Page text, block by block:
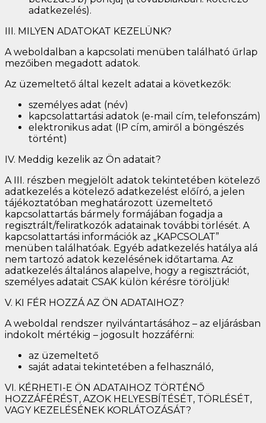
adatkezelés).
III. MILYEN ADATOKAT KEZELÜNK?
A weboldalban a kapcsolati menüben található űrlap
mezőiben megadott adatok.
Az üzemeltető által kezelt adatai a következők:
személyes adat (név)
kapcsolattartási adatok (e-mail cím, telefonszám)
elektronikus adat (IP cím, amiről a böngészés
történt)
IV. Meddig kezelik az Ön adatait?
A III. részben megjelölt adatok tekintetében kötelező
adatkezelés a kötelező adatkezelést előíró, a jelen
tájékoztatóban meghatározott üzemeltető
kapcsolattartás bármely formájában fogadja a
regisztrált/feliratkozók adatainak további törlését. A
kapcsolattartási információk az „KAPCSOLAT”
menüben találhatóak. Egyéb adatkezelés hatálya alá
nem tartozó adatok kezelésének időtartama. Az
adatkezelés általános alapelve, hogy a regisztrációt,
személyes adatait CSAK külön kérésre töröljük!
V. KI FÉR HOZZÁ AZ ÖN ADATAIHOZ?
A weboldal rendszer nyilvántartásához – az eljárásban
indokolt mértékig – jogosult hozzáférni:
az üzemeltető
saját adatai tekintetében a felhasználó,
VI. KÉRHETI-E ÖN ADATAIHOZ TÖRTÉNŐ
HOZZÁFÉRÉST, AZOK HELYESBÍTÉSÉT, TÖRLÉSÉT,
VAGY KEZELÉSÉNEK KORLÁTOZÁSÁT?